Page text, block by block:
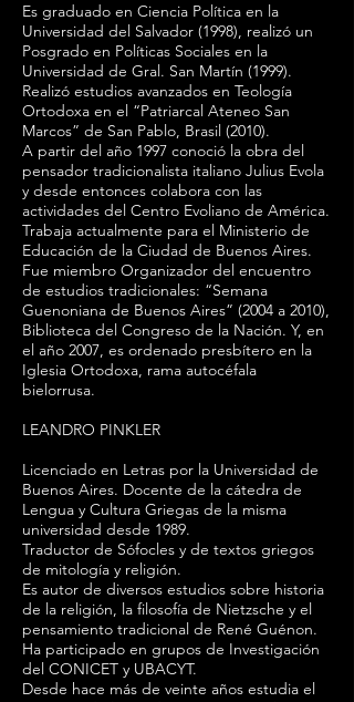
Es graduado en Ciencia Política en la
Universidad del Salvador (1998), realizó un
Posgrado en Políticas Sociales en la
Universidad de Gral. San Martín (1999).
Realizó estudios avanzados en Teología
Ortodoxa en el “Patriarcal Ateneo San
Marcos” de San Pablo, Brasil (2010).
A partir del año 1997 conoció la obra del
pensador tradicionalista italiano Julius Evola
y desde entonces colabora con las
actividades del Centro Evoliano de América.
Trabaja actualmente para el Ministerio de
Educación de la Ciudad de Buenos Aires.
Fue miembro Organizador del encuentro
de estudios tradicionales: “Semana
Guenoniana de Buenos Aires” (2004 a 2010),
Biblioteca del Congreso de la Nación. Y, en
el año 2007, es ordenado presbítero en la
Iglesia Ortodoxa, rama autocéfala
bielorrusa.
LEANDRO PINKLER
Licenciado en Letras por la Universidad de
Buenos Aires. Docente de la cátedra de
Lengua y Cultura Griegas de la misma
universidad desde 1989.
Traductor de Sófocles y de textos griegos
de mitología y religión.
Es autor de diversos estudios sobre historia
de la religión, la filosofía de Nietzsche y el
pensamiento tradicional de René Guénon.
Ha participado en grupos de Investigación
del CONICET y UBACYT.
Desde hace más de veinte años estudia el